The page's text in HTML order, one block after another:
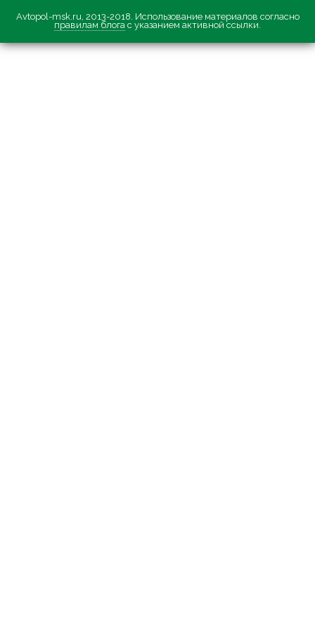
Avtopol-msk.ru, 2013-2018. Использование материалов согласно
правилам блога с указанием активной ссылки.